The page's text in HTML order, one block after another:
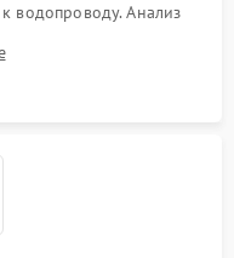
водопроводу. Анализ
вращения
системы защиты